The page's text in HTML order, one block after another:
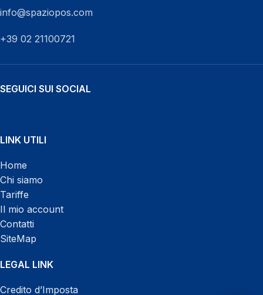
info@spaziopos.com
+39 02 21100721
SEGUICI SUI SOCIAL
LINK UTILI
Home
Chi siamo
Tariffe
Il mio account
Contatti
SiteMap
LEGAL LINK
Credito d’Imposta
WhatsApp